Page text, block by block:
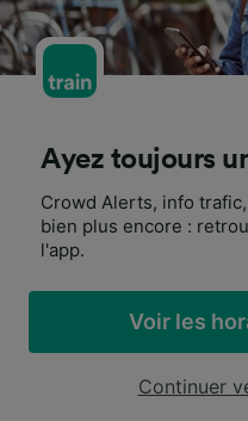
Ayez toujours
Crowd Alerts, info
bien plus encore :
l'app.
Voir les
Continuer